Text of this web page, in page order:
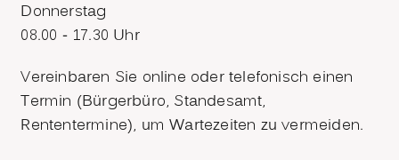
Donnerstag
08.00 - 17.30 Uhr
Vereinbaren Sie online oder telefonisch einen
Termin (Bürgerbüro, Standesamt,
Rententermine), um Wartezeiten zu vermeiden.